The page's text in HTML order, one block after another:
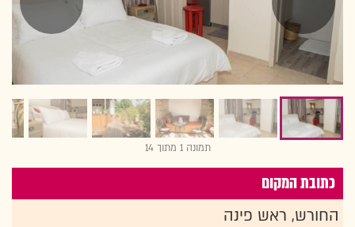
תמונה 1 מתוך 14
כתובת המקום
החורש, ראש פינה